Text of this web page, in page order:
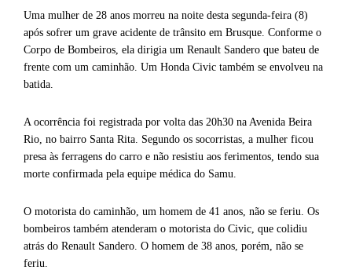
Uma mulher de 28 anos morreu na noite desta segunda-feira (8)
após sofrer um grave acidente de trânsito em Brusque. Conforme o
Corpo de Bombeiros, ela dirigia um Renault Sandero que bateu de
frente com um caminhão. Um Honda Civic também se envolveu na
batida.
A ocorrência foi registrada por volta das 20h30 na Avenida Beira
Rio, no bairro Santa Rita. Segundo os socorristas, a mulher ficou
presa às ferragens do carro e não resistiu aos ferimentos, tendo sua
morte confirmada pela equipe médica do Samu.
O motorista do caminhão, um homem de 41 anos, não se feriu. Os
bombeiros também atenderam o motorista do Civic, que colidiu
atrás do Renault Sandero. O homem de 38 anos, porém, não se
feriu.